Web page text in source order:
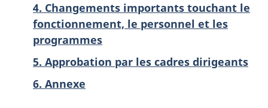
4. Changements importants touchant le
fonctionnement, le personnel et les
programmes
5. Approbation par les cadres dirigeants
6. Annexe